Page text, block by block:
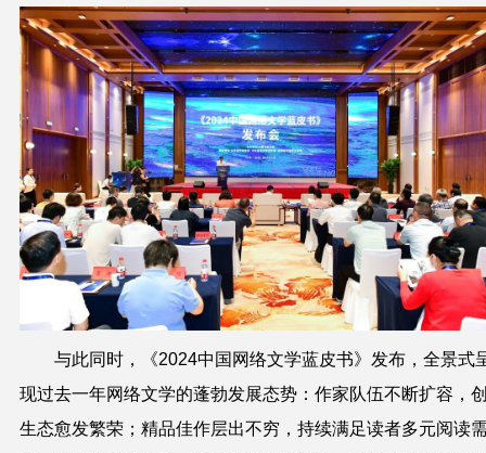
与此同时，《2024中国网络文学蓝皮书》发布，全景式
现过去一年网络文学的蓬勃发展态势：作家队伍不断扩容，
生态愈发繁荣；精品佳作层出不穷，持续满足读者多元阅读